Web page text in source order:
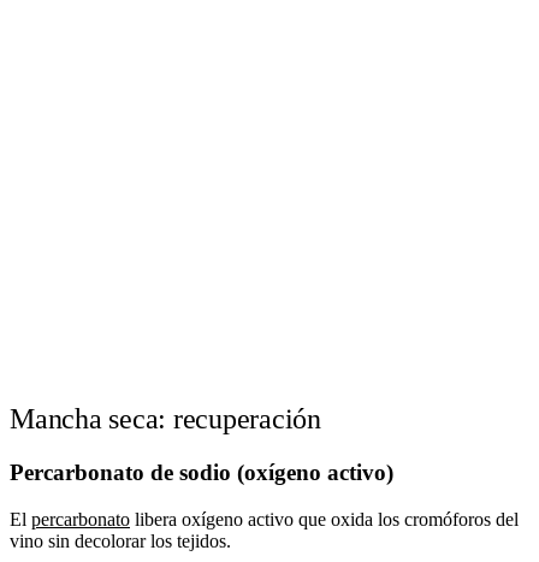
Mancha seca: recuperación
Percarbonato de sodio (oxígeno activo)
El percarbonato libera oxígeno activo que oxida los cromóforos del
vino sin decolorar los tejidos.